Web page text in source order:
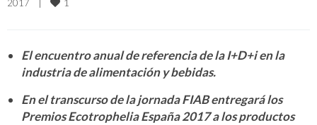
2017
1
El encuentro anual de referencia de la I+D+i en la
industria de alimentación y bebidas.
En el transcurso de la jornada FIAB entregará los
Premios Ecotrophelia España 2017 a los productos